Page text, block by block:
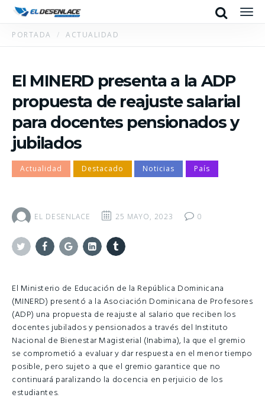
Search
PORTADA ACTUALIDAD
El MINERD presenta a la ADP
propuesta de reajuste salarial
para docentes pensionados y
jubilados
Actualidad Destacado Noticias País
EL DESENLACE 25 MAYO, 2023 0
El Ministerio de Educación de la República Dominicana
(MINERD) presentó a la Asociación Dominicana de Profesores
(ADP) una propuesta de reajuste al salario que reciben los
docentes jubilados y pensionados a través del Instituto
Nacional de Bienestar Magisterial (Inabima), la que el gremio
se comprometió a evaluar y dar respuesta en el menor tiempo
posible, pero sujeto a que el gremio garantice que no
continuará paralizando la docencia en perjuicio de los
estudiantes.